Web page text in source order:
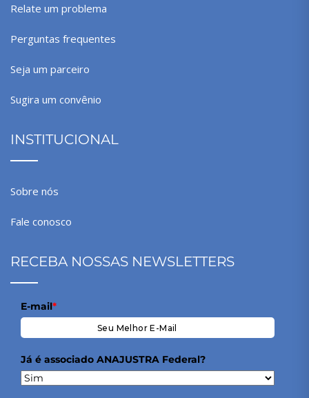
Relate um problema
Perguntas frequentes
Seja um parceiro
Sugira um convênio
INSTITUCIONAL
Sobre nós
Fale conosco
RECEBA NOSSAS NEWSLETTERS
E-mail*
Já é associado ANAJUSTRA Federal?